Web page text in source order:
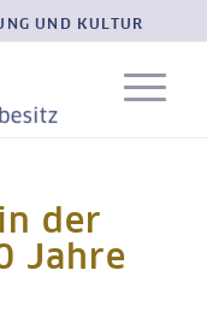
UND KULTUR
der
Jahre